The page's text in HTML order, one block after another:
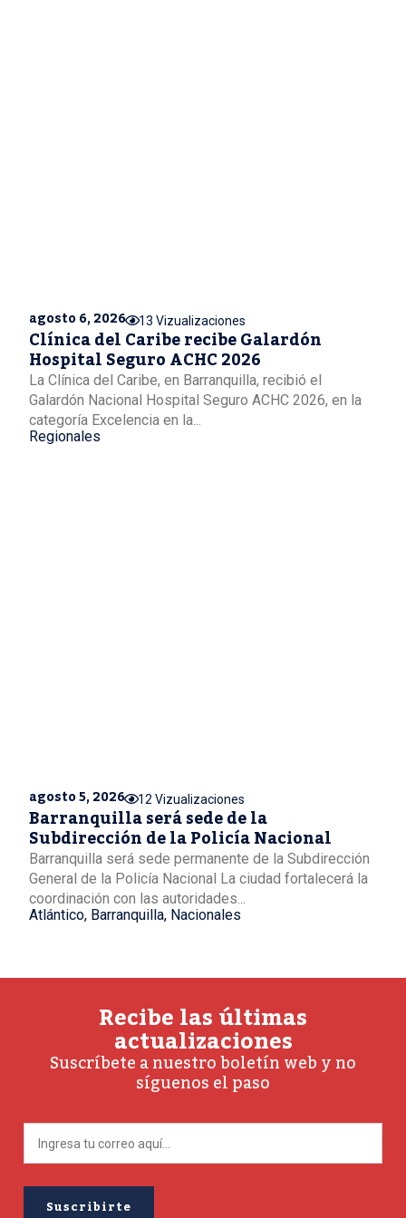
agosto 6, 2026 13 Vizualizaciones
Clínica del Caribe recibe Galardón
Hospital Seguro ACHC 2026
La Clínica del Caribe, en Barranquilla, recibió el
Galardón Nacional Hospital Seguro ACHC 2026, en la
categoría Excelencia en la...
Regionales
agosto 5, 2026 12 Vizualizaciones
Barranquilla será sede de la
Subdirección de la Policía Nacional
Barranquilla será sede permanente de la Subdirección
General de la Policía Nacional La ciudad fortalecerá la
coordinación con las autoridades...
Atlántico, Barranquilla, Nacionales
Recibe las últimas
actualizaciones
Suscríbete a nuestro boletín web y no
síguenos el paso